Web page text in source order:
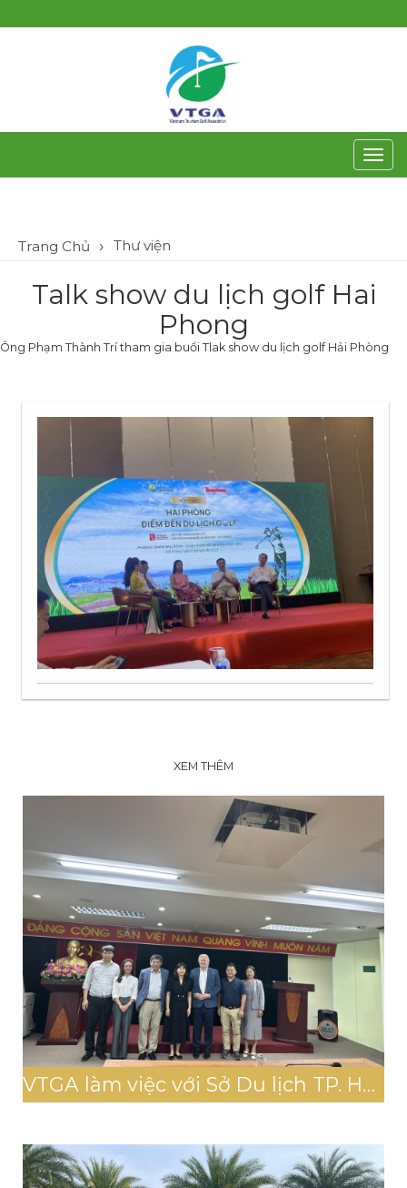
Trang Chủ Thư viện
Talk show du lịch golf Hai
Phong
Ông Phạm Thành Trí tham gia buổi Tlak show du lịch golf Hải Phòng
XEM THÊM
VTGA làm việc với Sở Du lịch TP. Hà Nội ngày 20/3/2023